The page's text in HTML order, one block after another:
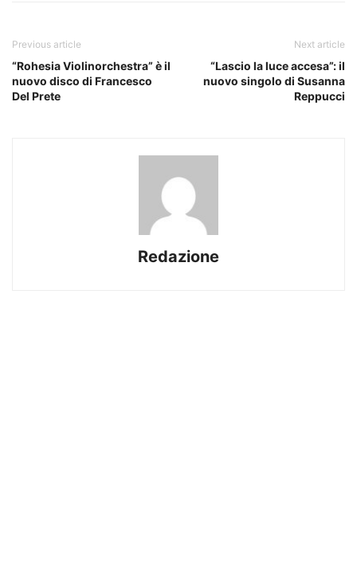
Previous article
“Rohesia Violinorchestra” è il
nuovo disco di Francesco
Del Prete
Next article
“Lascio la luce accesa”: il
nuovo singolo di Susanna
Reppucci
Redazione